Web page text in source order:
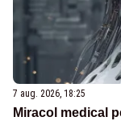
7 aug. 2026, 18:25
Miracol medical